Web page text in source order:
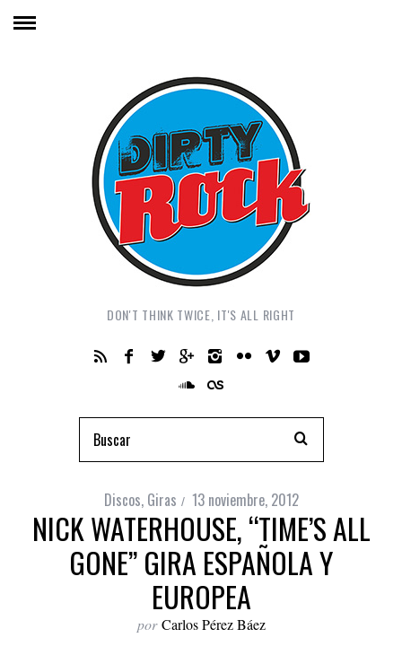
DON'T THINK TWICE, IT'S ALL RIGHT
Discos, Giras 13 noviembre, 2012
NICK WATERHOUSE, “TIME’S ALL
GONE” GIRA ESPAÑOLA Y
EUROPEA
por Carlos Pérez Báez